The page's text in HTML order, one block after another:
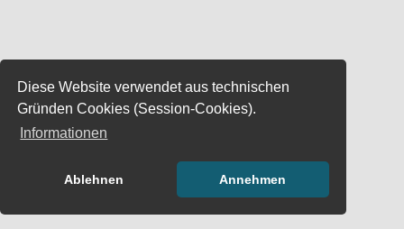
Diese Website verwendet aus technischen
Gründen Cookies (Session-Cookies).
Informationen
Ablehnen Annehmen